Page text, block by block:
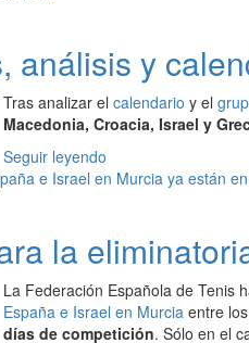
análisis y
Tras analizar el calendario y el
Macedonia, Croacia, Israel y
Seguir leyendo
la
La Federación Española de Tenis
España e Israel en Murcia entre
días de competición. Sólo en el